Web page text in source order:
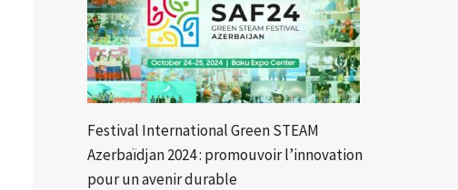
Festival International Green STEAM
Azerbaïdjan 2024 : promouvoir l’innovation
pour un avenir durable